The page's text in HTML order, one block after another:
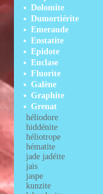
Dolomite
Dumortiérite
Emeraude
Enstatite
Epidote
Euclase
Fluorite
Galène
Graphite
Grenat
héliodore
hiddénite
héliotrope
hématite
jade jadéite
jais
jaspe
kunzite